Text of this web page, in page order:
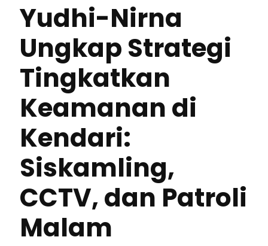
Yudhi-Nirna
Ungkap Strategi
Tingkatkan
Keamanan di
Kendari:
Siskamling,
CCTV, dan Patroli
Malam